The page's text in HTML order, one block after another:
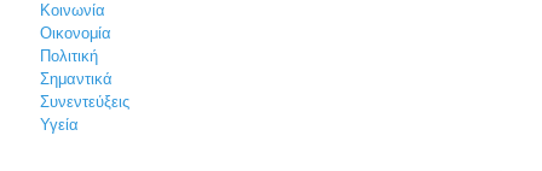
Κοινωνία
Οικονομία
Πολιτική
Σημαντικά
Συνεντεύξεις
Υγεία